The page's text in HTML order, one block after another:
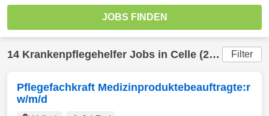
14 Krankenpflegehelfer Jobs in Celle (20 km) gefunden Filter
Pflegefachkraft Medizinproduktebeauftragte:r
w/m/d